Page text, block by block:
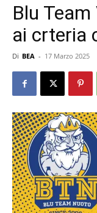
Blu
ai crteria
Di BEA - 17 Marzo 2025